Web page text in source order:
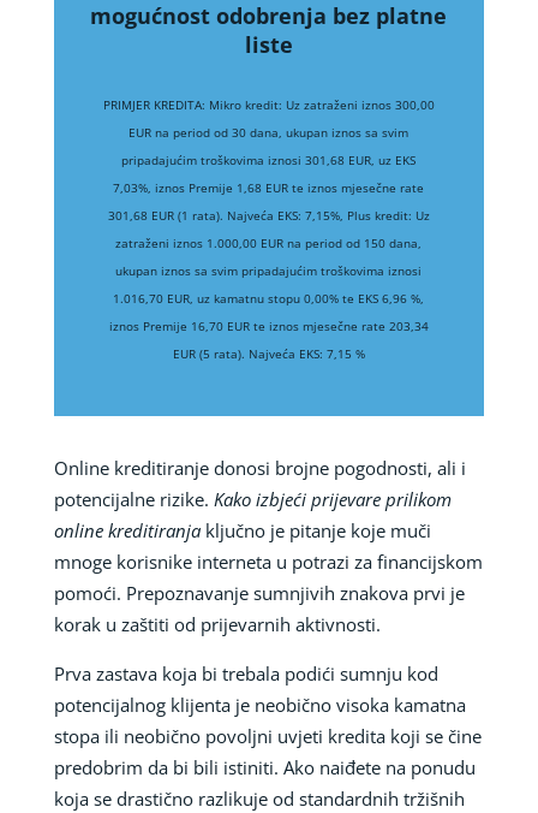
mogućnost odobrenja bez platne
liste
PRIMJER KREDITA: Mikro kredit: Uz zatraženi iznos 300,00
EUR na period od 30 dana, ukupan iznos sa svim
pripadajućim troškovima iznosi 301,68 EUR, uz EKS
7,03%, iznos Premije 1,68 EUR te iznos mjesečne rate
301,68 EUR (1 rata). Najveća EKS: 7,15%, Plus kredit: Uz
zatraženi iznos 1.000,00 EUR na period od 150 dana,
ukupan iznos sa svim pripadajućim troškovima iznosi
1.016,70 EUR, uz kamatnu stopu 0,00% te EKS 6,96 %,
iznos Premije 16,70 EUR te iznos mjesečne rate 203,34
EUR (5 rata). Najveća EKS: 7,15 %
Online kreditiranje donosi brojne pogodnosti, ali i
potencijalne rizike. Kako izbjeći prijevare prilikom
online kreditiranjaključno je pitanje koje muči
mnoge korisnike interneta u potrazi za financijskom
pomoći. Prepoznavanje sumnjivih znakova prvi je
korak u zaštiti od prijevarnih aktivnosti.
Prva zastava koja bi trebala podići sumnju kod
potencijalnog klijenta je neobično visoka kamatna
stopa ili neobično povoljni uvjeti kredita koji se čine
predobrim da bi bili istiniti. Ako naiđete na ponudu
koja se drastično razlikuje od standardnih tržišnih